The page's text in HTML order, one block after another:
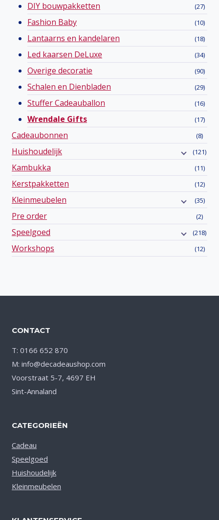
DIY bouwpakketten (27)
Fashion Baby (10)
Lantaarns en kandelaren (18)
Led kaarsen DeLuxe (34)
Overige decoratie (90)
Schalen en Dienbladen (29)
Stuffer Cadeauballon (16)
Wrendale Gifts (17)
Cadeaubonnen (8)
Huishoudelijk (121)
Kambukka (11)
Kerstpakketten (12)
Kleinmeubelen (35)
Pre order (2)
Speelgoed (218)
Workshops (12)
CONTACT
T: 0166 652 870
M: info@decadeaushop.com
Voorstraat 5-7, 4697 EH
Sint-Annaland
CATEGORIEËN
Cadeau
Speelgoed
Huishoudelijk
Kleinmeubelen